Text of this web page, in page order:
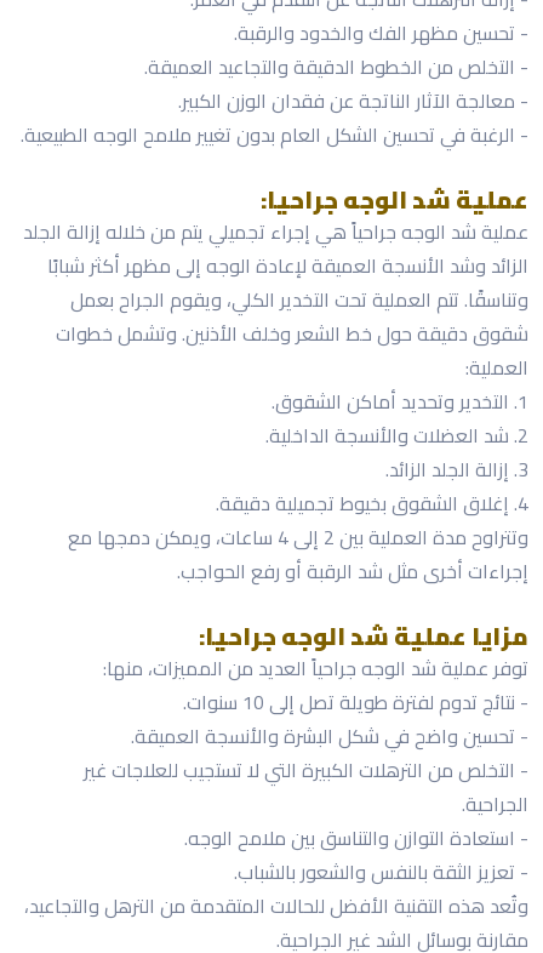
- تحسين مظهر الفك والخدود والرقبة.
- التخلص من الخطوط الدقيقة والتجاعيد العميقة.
- معالجة الآثار الناتجة عن فقدان الوزن الكبير.
- الرغبة في تحسين الشكل العام بدون تغيير ملامح الوجه الطبيعية.
عملية شد الوجه جراحيا:
عملية شد الوجه جراحياً هي إجراء تجميلي يتم من خلاله إزالة الجلد
الزائد وشد الأنسجة العميقة لإعادة الوجه إلى مظهر أكثر شبابًا
وتناسقًا. تتم العملية تحت التخدير الكلي، ويقوم الجراح بعمل
شقوق دقيقة حول خط الشعر وخلف الأذنين. وتشمل خطوات
العملية:
1. التخدير وتحديد أماكن الشقوق.
2. شد العضلات والأنسجة الداخلية.
3. إزالة الجلد الزائد.
4. إغلاق الشقوق بخيوط تجميلية دقيقة.
وتتراوح مدة العملية بين 2 إلى 4 ساعات، ويمكن دمجها مع
إجراءات أخرى مثل شد الرقبة أو رفع الحواجب.
مزايا عملية شد الوجه جراحيا:
توفر عملية شد الوجه جراحياً العديد من المميزات، منها:
- نتائج تدوم لفترة طويلة تصل إلى 10 سنوات.
- تحسين واضح في شكل البشرة والأنسجة العميقة.
- التخلص من الترهلات الكبيرة التي لا تستجيب للعلاجات غير
الجراحية.
- استعادة التوازن والتناسق بين ملامح الوجه.
- تعزيز الثقة بالنفس والشعور بالشباب.
وتُعد هذه التقنية الأفضل للحالات المتقدمة من الترهل والتجاعيد،
مقارنة بوسائل الشد غير الجراحية.